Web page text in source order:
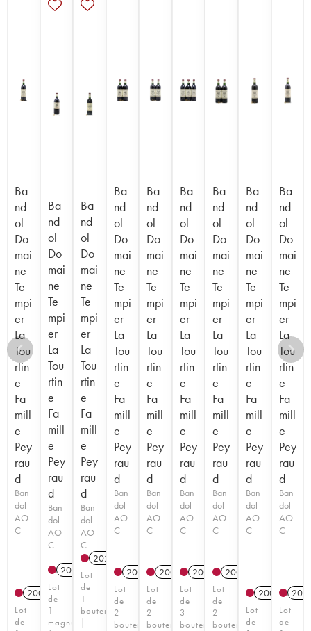
Ba
nd
ol
Do
mai
ne
Te
mpi
er
La
Tou
rtin
e
Fa
mill
e
Pey
rau
d
Ban
dol
AO
C
2003 A
Lot
de
Ba
nd
ol
Do
mai
ne
Te
mpi
er
La
Tou
rtin
e
Fa
mill
e
Pey
rau
d
Ban
dol
AO
C
2018
Lot
de
1
magnum
Ba
nd
ol
Do
mai
ne
Te
mpi
er
La
Tou
rtin
e
Fa
mill
e
Pey
rau
d
Ban
dol
AO
C
2022
Lot
de
1
bouteille
|
Ba
nd
ol
Do
mai
ne
Te
mpi
er
La
Tou
rtin
e
Fa
mill
e
Pey
rau
d
Ban
dol
AO
C
2004 A
Lot
de
2
bouteilles
Ba
nd
ol
Do
mai
ne
Te
mpi
er
La
Tou
rtin
e
Fa
mill
e
Pey
rau
d
Ban
dol
AO
C
2004 A
Lot
de
2
bouteilles
Ba
nd
ol
Do
mai
ne
Te
mpi
er
La
Tou
rtin
e
Fa
mill
e
Pey
rau
d
Ban
dol
AO
C
2003 A
Lot
de
3
bouteilles
Ba
nd
ol
Do
mai
ne
Te
mpi
er
La
Tou
rtin
e
Fa
mill
e
Pey
rau
d
Ban
dol
AO
C
2005
Lot
de
2
bouteilles
Ba
nd
ol
Do
mai
ne
Te
mpi
er
La
Tou
rtin
e
Fa
mill
e
Pey
rau
d
Ban
dol
AO
C
2005 A
Lot
de
Ba
nd
ol
Do
mai
ne
Te
mpi
er
La
Tou
rtin
e
Fa
mill
e
Pey
rau
d
Ban
dol
AO
C
Lot
de